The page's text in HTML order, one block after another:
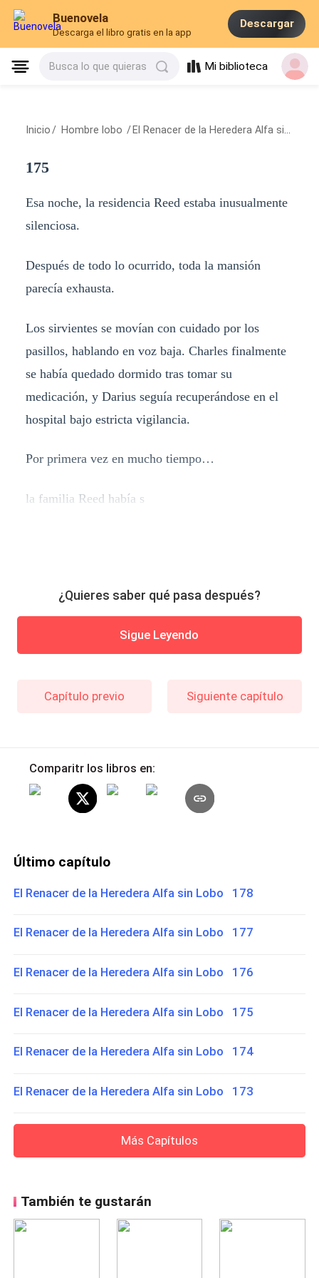
Buenovela
Descarga el libro gratis en la app
Descargar
Busca lo que quieras Mi biblioteca
Inicio / Hombre lobo / El Renacer de la Heredera Alfa sin Lobo
175
Esa noche, la residencia Reed estaba inusualmente
silenciosa.
Después de todo lo ocurrido, toda la mansión
parecía exhausta.
Los sirvientes se movían con cuidado por los
pasillos, hablando en voz baja. Charles finalmente
se había quedado dormido tras tomar su
medicación, y Darius seguía recuperándose en el
hospital bajo estricta vigilancia.
Por primera vez en mucho tiempo…
la familia Reed había s
¿Quieres saber qué pasa después?
Sigue Leyendo
Capítulo previo Siguiente capítulo
Comparitr los libros en:
Último capítulo
El Renacer de la Heredera Alfa sin Lobo 178
El Renacer de la Heredera Alfa sin Lobo 177
El Renacer de la Heredera Alfa sin Lobo 176
El Renacer de la Heredera Alfa sin Lobo 175
El Renacer de la Heredera Alfa sin Lobo 174
El Renacer de la Heredera Alfa sin Lobo 173
Más Capítulos
También te gustarán